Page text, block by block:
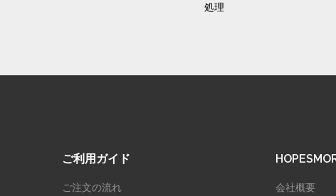
処理
ご利用ガイド
ご注文の流れ 会社概要